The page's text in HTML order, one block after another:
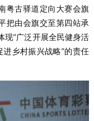
古驿道定向大赛会旗
把由会旗交至第四站承
现“广泛开展全民健身活
进乡村振兴战略”的责任